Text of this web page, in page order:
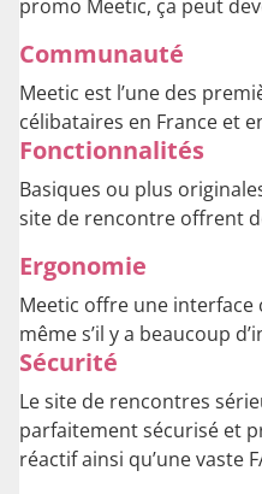
promo Meetic, ça peut
Communauté
Meetic est l’une des
célibataires en France et
Fonctionnalités
Basiques ou plus
site de rencontre offrent
Ergonomie
Meetic offre une
même s’il y a beaucoup
Sécurité
Le site de rencontres
parfaitement sécurisé et
réactif ainsi qu’une vaste